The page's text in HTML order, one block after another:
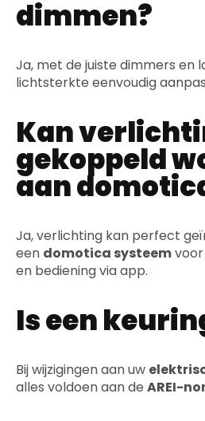
dimmen?
Ja, met de juiste dimmers en
lichtsterkte eenvoudig
Kan
gekoppeld
aan
Ja, verlichting kan perfect
een domotica systeem
en bediening via app.
Is een
Bij wijzigingen aan uw
alles voldoen aan de AREI-